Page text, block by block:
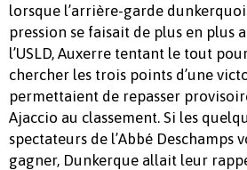
lorsque l’arrière-garde
pression se faisait de plus en plus
l’USLD, Auxerre tentant le tout
chercher les trois points d’une
permettaient de repasser
Ajaccio au classement. Si les
spectateurs de l’Abbé Deschamps
gagner, Dunkerque allait leur